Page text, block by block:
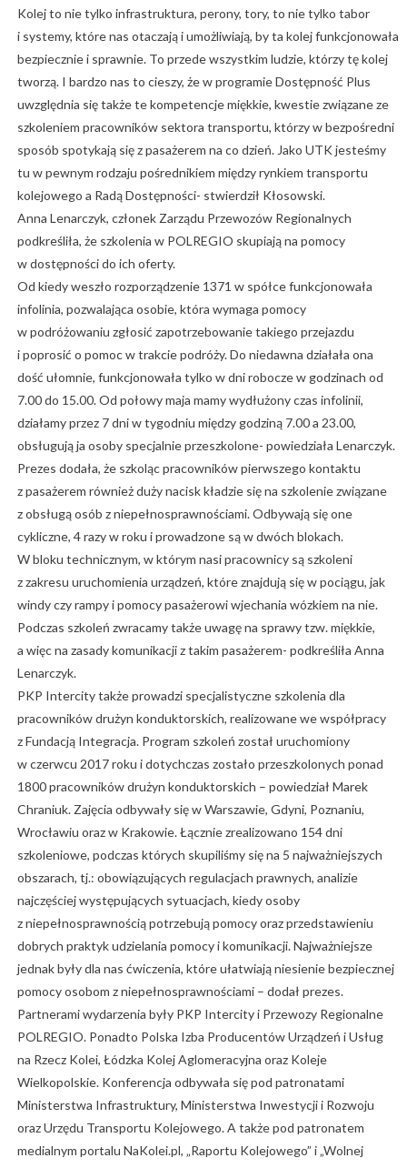
Kolej to nie tylko infrastruktura, perony, tory, to nie tylko tabor
i systemy, które nas otaczają i umożliwiają, by ta kolej funkcjonowała
bezpiecznie i sprawnie. To przede wszystkim ludzie, którzy tę kolej
tworzą. I bardzo nas to cieszy, że w programie Dostępność Plus
uwzględnia się także te kompetencje miękkie, kwestie związane ze
szkoleniem pracowników sektora transportu, którzy w bezpośredni
sposób spotykają się z pasażerem na co dzień. Jako UTK jesteśmy
tu w pewnym rodzaju pośrednikiem między rynkiem transportu
kolejowego a Radą Dostępności- stwierdził Kłosowski.
Anna Lenarczyk, członek Zarządu Przewozów Regionalnych
podkreśliła, że szkolenia w POLREGIO skupiają na pomocy
w dostępności do ich oferty.
Od kiedy weszło rozporządzenie 1371 w spółce funkcjonowała
infolinia, pozwalająca osobie, która wymaga pomocy
w podróżowaniu zgłosić zapotrzebowanie takiego przejazdu
i poprosić o pomoc w trakcie podróży. Do niedawna działała ona
dość ułomnie, funkcjonowała tylko w dni robocze w godzinach od
7.00 do 15.00. Od połowy maja mamy wydłużony czas infolinii,
działamy przez 7 dni w tygodniu między godziną 7.00 a 23.00,
obsługują ja osoby specjalnie przeszkolone- powiedziała Lenarczyk.
Prezes dodała, że szkoląc pracowników pierwszego kontaktu
z pasażerem również duży nacisk kładzie się na szkolenie związane
z obsługą osób z niepełnosprawnościami. Odbywają się one
cykliczne, 4 razy w roku i prowadzone są w dwóch blokach.
W bloku technicznym, w którym nasi pracownicy są szkoleni
z zakresu uruchomienia urządzeń, które znajdują się w pociągu, jak
windy czy rampy i pomocy pasażerowi wjechania wózkiem na nie.
Podczas szkoleń zwracamy także uwagę na sprawy tzw. miękkie,
a więc na zasady komunikacji z takim pasażerem- podkreśliła Anna
Lenarczyk.
PKP Intercity także prowadzi specjalistyczne szkolenia dla
pracowników drużyn konduktorskich, realizowane we współpracy
z Fundacją Integracja. Program szkoleń został uruchomiony
w czerwcu 2017 roku i dotychczas zostało przeszkolonych ponad
1800 pracowników drużyn konduktorskich – powiedział Marek
Chraniuk. Zajęcia odbywały się w Warszawie, Gdyni, Poznaniu,
Wrocławiu oraz w Krakowie. Łącznie zrealizowano 154 dni
szkoleniowe, podczas których skupiliśmy się na 5 najważniejszych
obszarach, tj.: obowiązujących regulacjach prawnych, analizie
najczęściej występujących sytuacjach, kiedy osoby
z niepełnosprawnością potrzebują pomocy oraz przedstawieniu
dobrych praktyk udzielania pomocy i komunikacji. Najważniejsze
jednak były dla nas ćwiczenia, które ułatwiają niesienie bezpiecznej
pomocy osobom z niepełnosprawnościami – dodał prezes.
Partnerami wydarzenia były PKP Intercity i Przewozy Regionalne
POLREGIO. Ponadto Polska Izba Producentów Urządzeń i Usług
na Rzecz Kolei, Łódzka Kolej Aglomeracyjna oraz Koleje
Wielkopolskie. Konferencja odbywała się pod patronatami
Ministerstwa Infrastruktury, Ministerstwa Inwestycji i Rozwoju
oraz Urzędu Transportu Kolejowego. A także pod patronatem
medialnym portalu NaKolei.pl, „Raportu Kolejowego” i „Wolnej